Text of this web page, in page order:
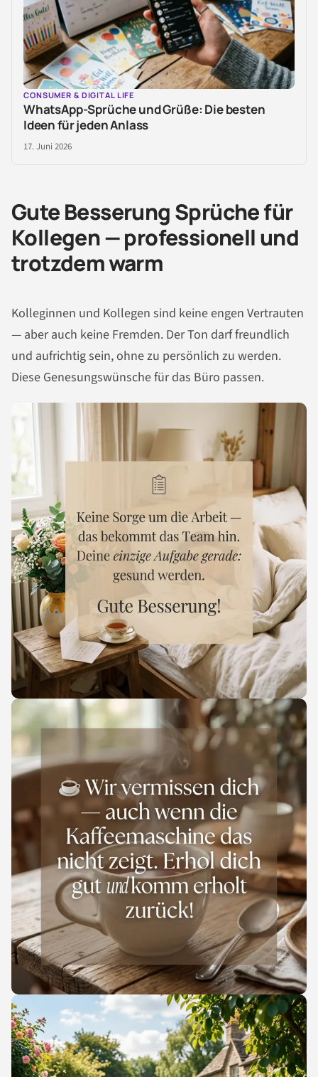
CONSUMER & DIGITAL LIFE
WhatsApp-Sprüche und Grüße: Die besten
Ideen für jeden Anlass
17. Juni 2026
Gute Besserung Sprüche für
Kollegen — professionell und
trotzdem warm
Kolleginnen und Kollegen sind keine engen Vertrauten
— aber auch keine Fremden. Der Ton darf freundlich
und aufrichtig sein, ohne zu persönlich zu werden.
Diese Genesungswünsche für das Büro passen.